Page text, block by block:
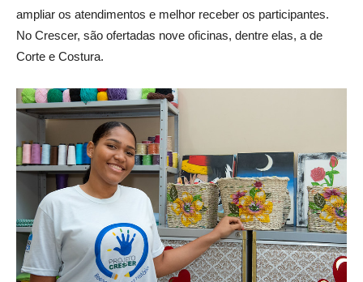
ampliar os atendimentos e melhor receber os participantes.
No Crescer, são ofertadas nove oficinas, dentre elas, a de
Corte e Costura.